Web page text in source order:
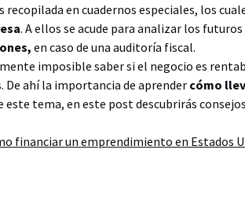
en cuadernos especiales, los
. A ellos se acude para analizar los
en caso de una auditoría fiscal.
imposible saber si el negocio es
De ahí la importancia de aprender cómo
este tema, en este post descubrirás
financiar un emprendimiento en Estados